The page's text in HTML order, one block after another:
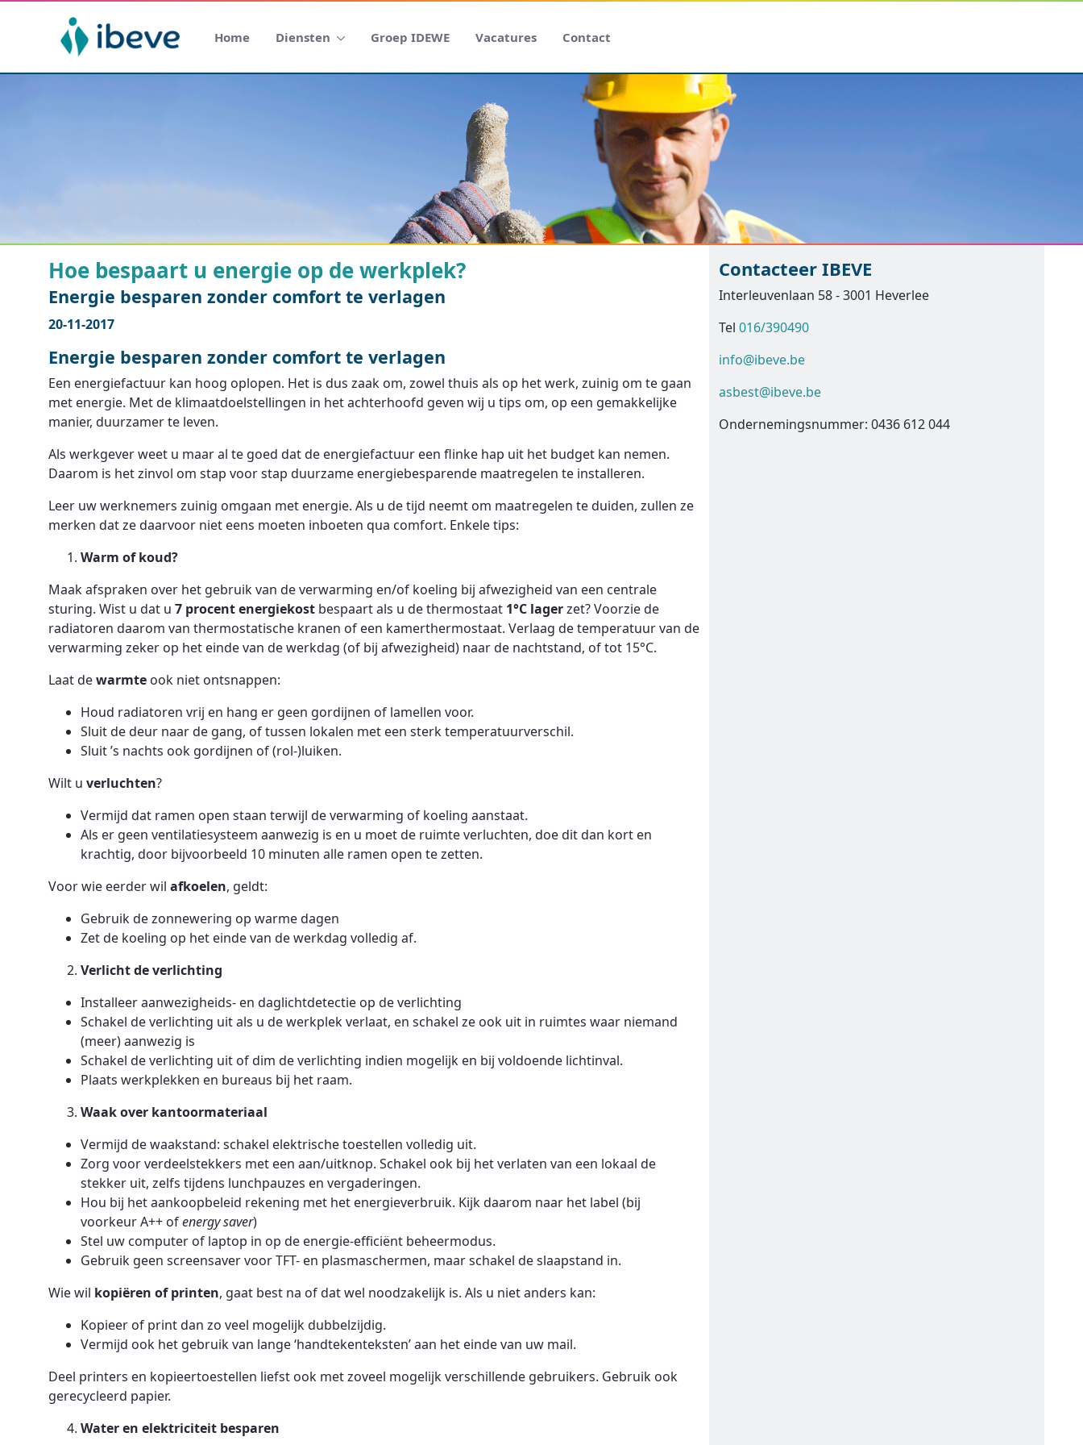
Home Diensten Groep IDEWE Vacatures Contact
Hoe bespaart u energie op de werkplek?
Energie besparen zonder comfort te verlagen
20-11-2017
Energie besparen zonder comfort te verlagen
Een energiefactuur kan hoog oplopen. Het is dus zaak om, zowel thuis als op het werk, zuinig om te gaan
met energie. Met de klimaatdoelstellingen in het achterhoofd geven wij u tips om, op een gemakkelijke
manier, duurzamer te leven.
Als werkgever weet u maar al te goed dat de energiefactuur een flinke hap uit het budget kan nemen.
Daarom is het zinvol om stap voor stap duurzame energiebesparende maatregelen te installeren.
Leer uw werknemers zuinig omgaan met energie. Als u de tijd neemt om maatregelen te duiden, zullen ze
merken dat ze daarvoor niet eens moeten inboeten qua comfort. Enkele tips:
Warm of koud?
Maak afspraken over het gebruik van de verwarming en/of koeling bij afwezigheid van een centrale
sturing. Wist u dat u 7 procent energiekost bespaart als u de thermostaat 1°C lagerzet? Voorzie de
radiatoren daarom van thermostatische kranen of een kamerthermostaat. Verlaag de temperatuur van de
verwarming zeker op het einde van de werkdag (of bij afwezigheid) naar de nachtstand, of tot 15°C.
Laat dewarmte ook niet ontsnappen:
Houd radiatoren vrij en hang er geen gordijnen of lamellen voor.
Sluit de deur naar de gang, of tussen lokalen met een sterk temperatuurverschil.
Sluit ’s nachts ook gordijnen of (rol-)luiken.
Wilt u verluchten?
Vermijd dat ramen open staan terwijl de verwarming of koeling aanstaat.
Als er geen ventilatiesysteem aanwezig is en u moet de ruimte verluchten, doe dit dan kort en
krachtig, door bijvoorbeeld 10 minuten alle ramen open te zetten.
Voor wie eerder wil afkoelen, geldt:
Gebruik de zonnewering op warme dagen
Zet de koeling op het einde van de werkdag volledig af.
Verlicht de verlichting
Installeer aanwezigheids- en daglichtdetectie op de verlichting
Schakel de verlichting uit als u de werkplek verlaat, en schakel ze ook uit in ruimtes waar niemand
(meer) aanwezig is
Schakel de verlichting uit of dim de verlichting indien mogelijk en bij voldoende lichtinval.
Plaats werkplekken en bureaus bij het raam.
Waak over kantoormateriaal
Vermijd de waakstand: schakel elektrische toestellen volledig uit.
Zorg voor verdeelstekkers met een aan/uitknop. Schakel ook bij het verlaten van een lokaal de
stekker uit, zelfs tijdens lunchpauzes en vergaderingen.
Hou bij het aankoopbeleid rekening met het energieverbruik. Kijk daarom naar het label (bij
voorkeur A++ ofenergy saver)
Stel uw computer of laptop in op de energie-efficiënt beheermodus.
Gebruik geen screensaver voor TFT- en plasmaschermen, maar schakel de slaapstand in.
Wie wil kopiëren of printen, gaat best na of dat wel noodzakelijk is. Als u niet anders kan:
Kopieer of print dan zo veel mogelijk dubbelzijdig.
Vermijd ook het gebruik van lange ‘handtekenteksten’ aan het einde van uw mail.
Deel printers en kopieertoestellen liefst ook met zoveel mogelijk verschillende gebruikers. Gebruik ook
gerecycleerd papier.
Water en elektriciteit besparen
Contacteer IBEVE
Interleuvenlaan 58 - 3001 Heverlee
Tel 016/390490
info@ibeve.be
asbest@ibeve.be
Ondernemingsnummer: 0436 612 044